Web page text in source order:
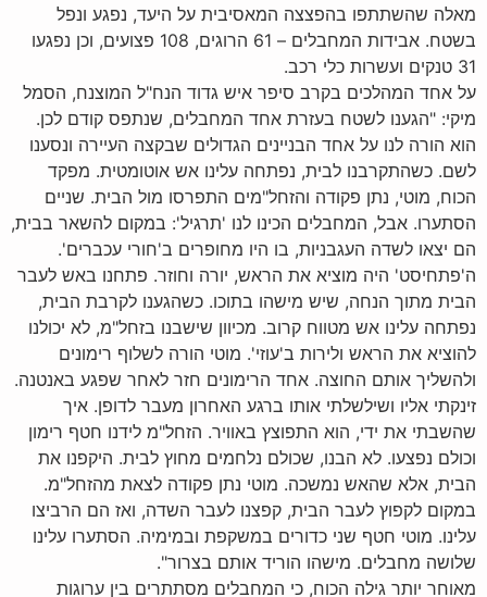
מאלה שהשתתפו בהפצצה המאסיבית על היעד, נפגע ונפל
בשטח. אבידות המחבלים – 61 הרוגים, 108 פצועים, וכן נפגעו
31 טנקים ועשרות כלי רכב.
על אחד המהלכים בקרב סיפר איש גדוד הנח"ל המוצנח, הסמל
מיקי: "הגענו לשטח בעזרת אחד המחבלים, שנתפס קודם לכן.
הוא הורה לנו על אחד הבניינים הגדולים שבקצה העיירה ונסענו
לשם. כשהתקרבנו לבית, נפתחה עלינו אש אוטומטית. מפקד
הכוח, מוטי, נתן פקודה והזחל"מים התפרסו מול הבית. שניים
הסתערו. אבל, המחבלים הכינו לנו 'תרגיל': במקום להשאר בבית,
הם יצאו לשדה העגבניות, בו היו מחופרים ב'חורי עכברים'.
ה'פתחיסט' היה מוציא את הראש, יורה וחוזר. פתחנו באש לעבר
הבית מתוך הנחה, שיש מישהו בתוכו. כשהגענו לקרבת הבית,
נפתחה עלינו אש מטווח קרוב. מכיוון שישבנו בזחל"מ, לא יכולנו
להוציא את הראש ולירות ב'עוזי'. מוטי הורה לשלוף רימונים
ולהשליך אותם החוצה. אחד הרימונים חזר לאחר שפגע באנטנה.
זינקתי אליו ושילשלתי אותו ברגע האחרון מעבר לדופן. איך
שהשבתי את ידי, הוא התפוצץ באוויר. הזחל"מ לידנו חטף רימון
וכולם נפצעו. לא הבנו, שכולם נלחמים מחוץ לבית. היקפנו את
הבית, אלא שהאש נמשכה. מוטי נתן פקודה לצאת מהזחל"מ.
במקום לקפוץ לעבר הבית, קפצנו לעבר השדה, ואז הם הרביצו
עלינו. מוטי חטף שני כדורים במשקפת ובמימיה. הסתערו עלינו
שלושה מחבלים. מישהו הוריד אותם בצרור".
מאוחר יותר גילה הכוח, כי המחבלים מסתתרים בין ערוגות